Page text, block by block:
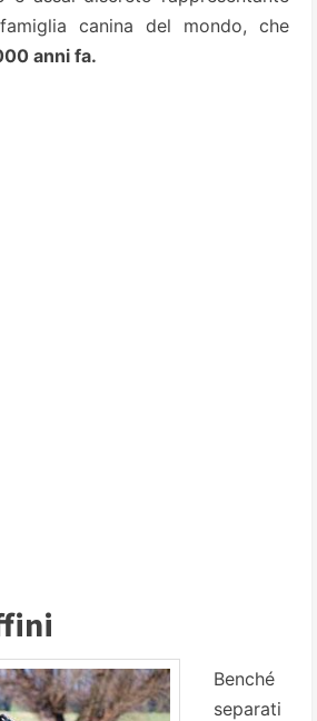
canina del mondo, che
anni fa.
Benché
separati